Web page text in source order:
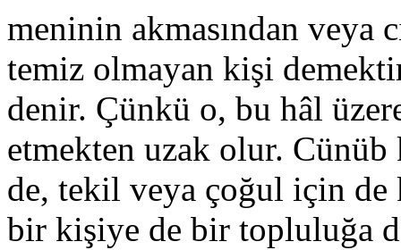
meninin akmasından
temiz olma­yan kişi
denir. Çünkü o, bu hâl
etmekten uzak olur.
de, tekil veya çoğul için de
bir kişiye de bir topluluğa